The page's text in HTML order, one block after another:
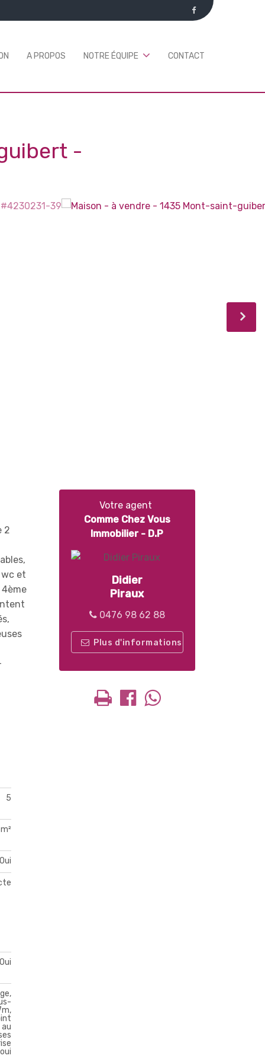
A PROPOS NOTRE ÉQUIPE CONTACT
-
2
et
5
Oui
Oui
Votre agent
Comme Chez Vous
Immobilier - D.P
Didier
Piraux
0476 98 62 88
Plus d'informations